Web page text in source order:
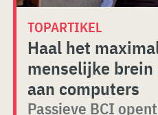
TOPARTIKEL
Haal het
menselijke
aan computers
Passieve BCI